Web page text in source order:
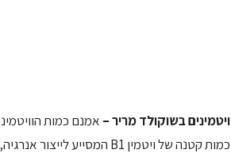
ויטמינים בשוקולד מריר – אמנם כמות